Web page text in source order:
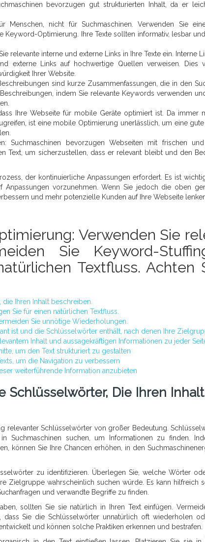
bevorzugen gut strukturierten Inhalt, da er
Menschen, nicht für Suchmaschinen. Verwenden Sie
Keyword-Optimierung. Ihre Texte sollten informativ, lesbar
relevante interne und externe Links in Ihre Texte ein. Interne
externe Links auf hochwertige Quellen verweisen. Dies
Ihrer Website.
sind kurze Zusammenfassungen, die in den
indem Sie relevante Keywords verwenden
Ihre Webseite für mobile Geräte optimiert ist. Da immer
ist eine mobile Optimierung unerlässlich, um eine
Suchmaschinen bevorzugen Webseiten mit frischen und
Text, um sicherzustellen, dass er relevant bleibt und den
der kontinuierliche Anpassungen erfordert. Es ist
Anpassungen vorzunehmen. Wenn Sie jedoch die oben
und mehr potenzielle Kunden auf Ihre Webseite
Verwenden Sie
Sie Keyword-
Textfluss. Achten
Ihren Inhalt beschreiben.
Sie für einen natürlichen Textfluss.
Sie unnötige Wiederholungen.
ist und die Schlüsselwörter enthält, nach denen Ihre
Inhalt und aussagekräftigen Informationen zu jeder
um den Text strukturiert zu gestalten
um die Navigation zu verbessern
weiterführende Information anzubieten
Schlüsselwörter, Die Ihren
relevanter Schlüsselwörter von großer Bedeutung.
Suchmaschinen suchen, um Informationen zu finden.
können Sie Ihre Chancen erhöhen, in den
zu identifizieren. Überlegen Sie, welche Wörter
Zielgruppe wahrscheinlich suchen würde. Es kann hilfreich
und verwandte Begriffe zu finden.
sollten Sie sie natürlich in Ihren Text einfügen.
dass Sie die Schlüsselwörter unnatürlich oft wiederholen
und können solche Praktiken erkennen und bestrafen.